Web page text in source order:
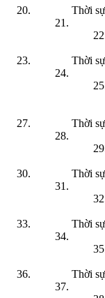
Thời
Thời
Thời
Thời
Thời
Thời